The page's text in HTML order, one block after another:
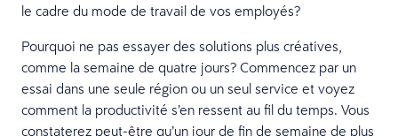
le cadre du mode de travail de vos employés?
Pourquoi ne pas essayer des solutions plus créatives,
comme la semaine de quatre jours? Commencez par un
essai dans une seule région ou un seul service et voyez
comment la productivité s’en ressent au fil du temps. Vous
constaterez peut-être qu’un jour de fin de semaine de plus